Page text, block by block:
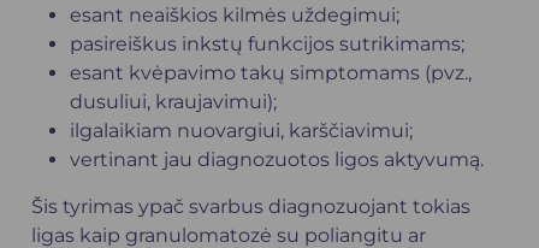
esant neaiškios kilmės uždegimui;
pasireiškus inkstų funkcijos sutrikimams;
esant kvėpavimo takų simptomams (pvz.,
dusuliui, kraujavimui);
ilgalaikiam nuovargiui, karščiavimui;
vertinant jau diagnozuotos ligos aktyvumą.
Šis tyrimas ypač svarbus diagnozuojant tokias
ligas kaip granulomatozė su poliangitu ar